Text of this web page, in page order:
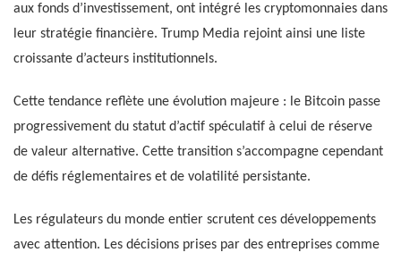
aux fonds d’investissement, ont intégré les cryptomonnaies dans
leur stratégie financière. Trump Media rejoint ainsi une liste
croissante d’acteurs institutionnels.
Cette tendance reflète une évolution majeure : le Bitcoin passe
progressivement du statut d’actif spéculatif à celui de réserve
de valeur alternative. Cette transition s’accompagne cependant
de défis réglementaires et de volatilité persistante.
Les régulateurs du monde entier scrutent ces développements
avec attention. Les décisions prises par des entreprises comme